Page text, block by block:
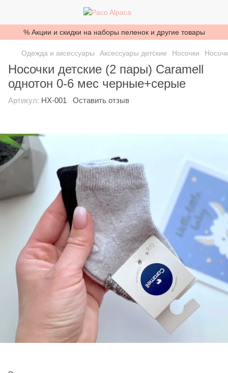
% Акции и скидки на наборы пеленок и другие товары
Одежда и аксессуары Аксессуары детские Носочки
Носочки детские (2 пары) Caramell
однотон 0-6 мес черные+серые
Артикул: НХ-001 Оставить отзыв